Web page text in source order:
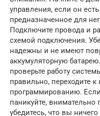
управления, если он
предназначенное для
Подключите провода и
схемой подключения.
надежны и не имеют
аккумуляторную
проверьте работу
правильно, переходите к
программированию.
паникуйте, внимательно
убедитесь, что вы